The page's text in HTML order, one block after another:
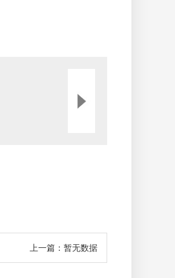
上一篇：暂无数据